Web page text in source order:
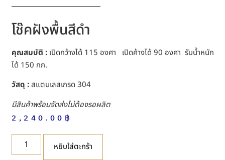
โช๊คฝังพื้นสีดำ
คุณสมบัติ : เปิดกว้างได้ 115 องศา เปิดค้างได้ 90 องศา รับน้ำหนัก
ได้ 150 กก.
วัสดุ :สแตนเลสเกรด 304
มีสินค้าพร้อมจัดส่งไม่ต้องรอผลิต
2,240.00 ฿
หยิบใส่ตะกร้า